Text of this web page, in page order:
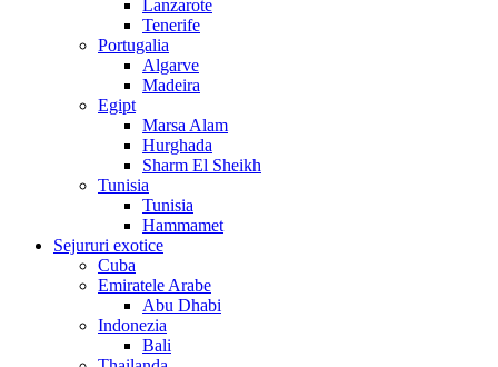
Lanzarote
Tenerife
Portugalia
Algarve
Madeira
Egipt
Marsa Alam
Hurghada
Sharm El Sheikh
Tunisia
Tunisia
Hammamet
Sejururi exotice
Cuba
Emiratele Arabe
Abu Dhabi
Indonezia
Bali